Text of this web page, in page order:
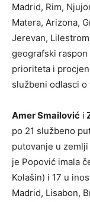
Madrid, Rim,
Matera, Arizona,
Jerevan,
geografski
prioriteta i
službeni odlasci o
Amer Smailović i
po 21 službeno
putovanje u
je Popović imala
Kolašin) i 17 u
Madrid, Lisabon,